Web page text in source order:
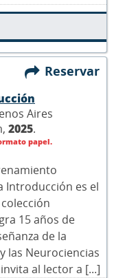
Reservar
Aires
2025.
papel.
Introducción es el
15 años de
de la
las Neurociencias
al lector a [...]